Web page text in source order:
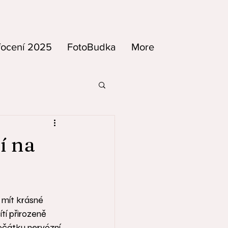
2025 FotoBudka More
na
krásné
přirozeně